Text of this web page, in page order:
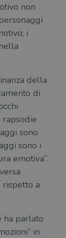
non
i
della
di
rapsodie
sono
sono i
emotiva”.
a
ha parlato
in